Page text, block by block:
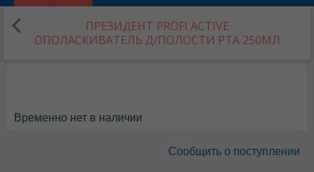
ПРЕЗИДЕНТ PROFI ACTIVE
ОПОЛАСКИВАТЕЛЬ Д/ПОЛОСТИ РТА 250МЛ
Временно нет в наличии
Сообщить о поступлении